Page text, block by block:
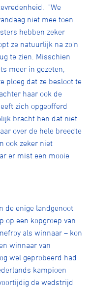
"We
niet mee toen
hebben zeker
ze natuurlijk na zo'n
te zien. Misschien
meer in gezeten,
ploeg dat ze besloot te
haar ook de
zich opgeofferd
bracht hen dat niet
over de hele breedte
ook zeker niet
er mist een mooie
de enige landgenoot
op een kopgroep van
als winnaar – kon
winnaar van
wel geprobeerd had
kampioen
de wedstrijd